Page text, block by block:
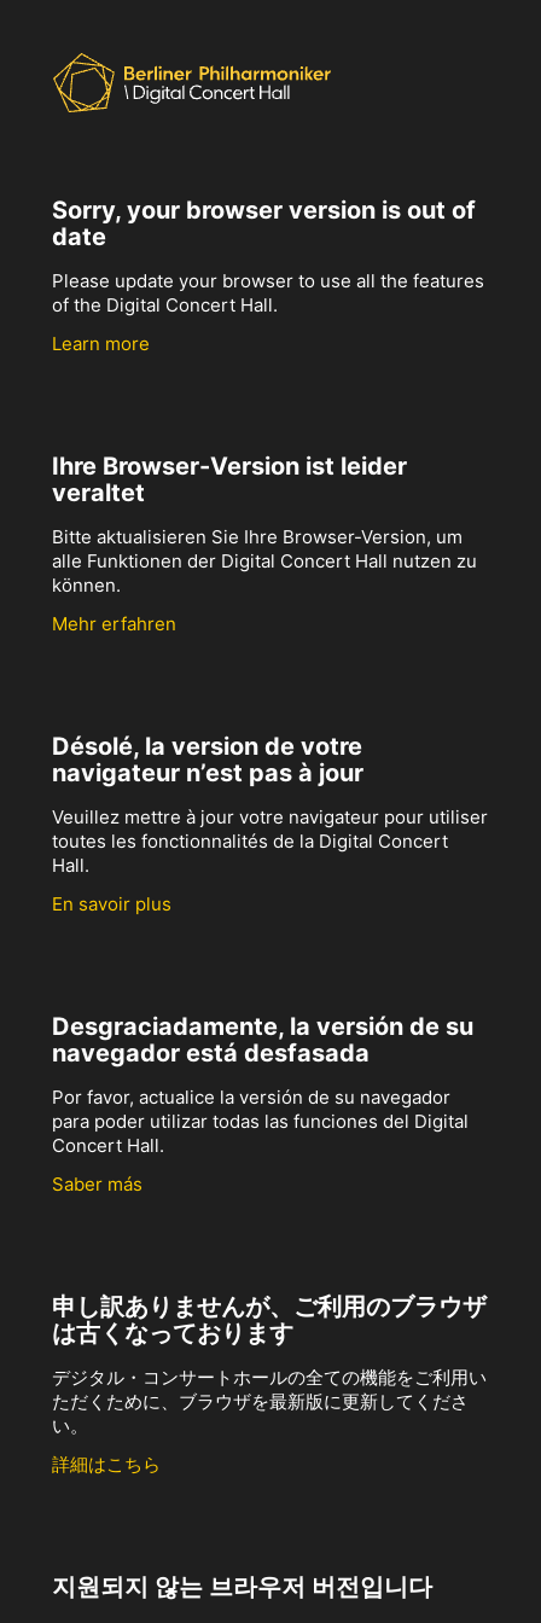
Sorry, your browser version is out of
date
Please update your browser to use all the features
of the Digital Concert Hall.
Learn more
Ihre Browser-Version ist leider
veraltet
Bitte aktualisieren Sie Ihre Browser-Version, um
alle Funktionen der Digital Concert Hall nutzen zu
können.
Mehr erfahren
Désolé, la version de votre
navigateur n’est pas à jour
Veuillez mettre à jour votre navigateur pour utiliser
toutes les fonctionnalités de la Digital Concert
Hall.
En savoir plus
Desgraciadamente, la versión de su
navegador está desfasada
Por favor, actualice la versión de su navegador
para poder utilizar todas las funciones del Digital
Concert Hall.
Saber más
申し訳ありませんが、ご利用のブラウザ
は古くなっております
デジタル・コンサートホールの全ての機能をご利用い
ただくために、ブラウザを最新版に更新してくださ
い。
詳細はこちら
지원되지 않는 브라우저 버전입니다